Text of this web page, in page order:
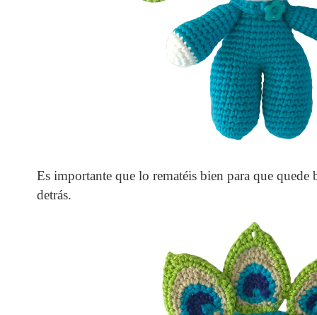
Es importante que lo rematéis bien para que
detrás.